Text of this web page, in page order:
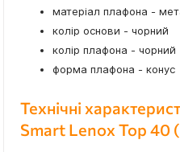
матеріал плафона -
колір основи - чорний
колір плафона - чорний
форма плафона - конус
Технічні
Smart Lenox Top 40